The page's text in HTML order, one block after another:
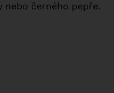
nebo černého pepře.